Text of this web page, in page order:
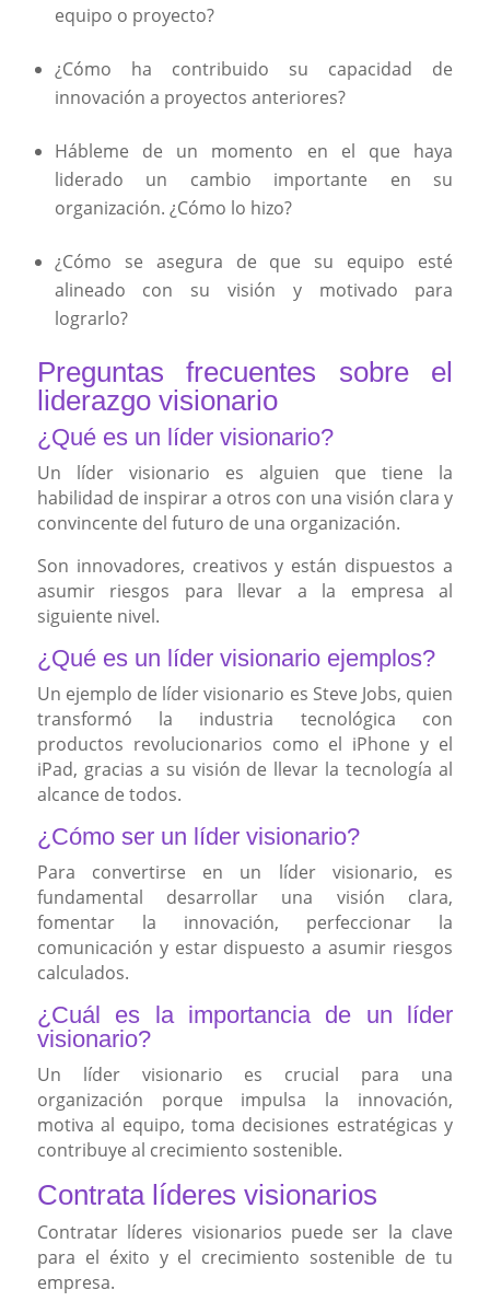
equipo o proyecto?
¿Cómo ha contribuido su capacidad de
innovación a proyectos anteriores?
Hábleme de un momento en el que haya
liderado un cambio importante en su
organización. ¿Cómo lo hizo?
¿Cómo se asegura de que su equipo esté
alineado con su visión y motivado para
lograrlo?
Preguntas frecuentes sobre el
liderazgo visionario
¿Qué es un líder visionario?
Un líder visionario es alguien que tiene la
habilidad de inspirar a otros con una visión clara y
convincente del futuro de una organización.
Son innovadores, creativos y están dispuestos a
asumir riesgos para llevar a la empresa al
siguiente nivel.
¿Qué es un líder visionario ejemplos?
Un ejemplo de líder visionario es Steve Jobs, quien
transformó la industria tecnológica con
productos revolucionarios como el iPhone y el
iPad, gracias a su visión de llevar la tecnología al
alcance de todos.
¿Cómo ser un líder visionario?
Para convertirse en un líder visionario, es
fundamental desarrollar una visión clara,
fomentar la innovación, perfeccionar la
comunicación y estar dispuesto a asumir riesgos
calculados.
¿Cuál es la importancia de un líder
visionario?
Un líder visionario es crucial para una
organización porque impulsa la innovación,
motiva al equipo, toma decisiones estratégicas y
contribuye al crecimiento sostenible.
Contrata líderes visionarios
Contratar líderes visionarios puede ser la clave
para el éxito y el crecimiento sostenible de tu
empresa.